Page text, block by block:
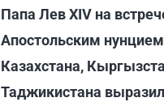
Папа Лев XIV на
Апостольским нунцием
Казахстана,
Таджикистана выразил